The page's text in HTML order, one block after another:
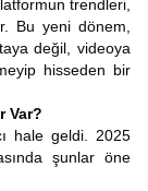
trendleri,
Bu yeni dönem,
değil, videoya
hisseden bir
Var?
hale geldi. 2025
şunlar öne